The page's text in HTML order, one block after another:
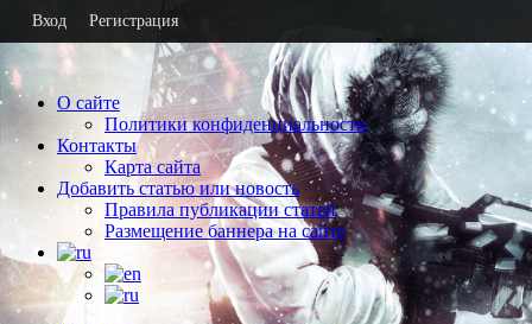
О сайте
Политики конфиденциальности
Контакты
Карта сайта
Добавить статью или новость
Правила публикации статей
Размещение баннера на сайте
Вход Регистрация